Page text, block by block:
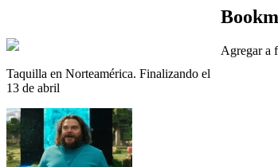
Taquilla en Norteamérica. Finalizando el
13 de abril
Agregar a